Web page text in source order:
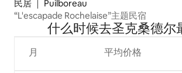
民居 ｜ Puilboreau
“L'escapade Rochelaise”主题民宿
什么时候去圣克桑德尔
月 平均价格